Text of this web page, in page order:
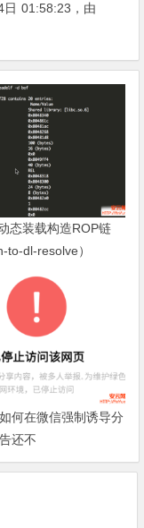
日 01:58:23 ，由
态装载构造ROP链
to-dl-resolve）
何在微信强制诱导分
还不